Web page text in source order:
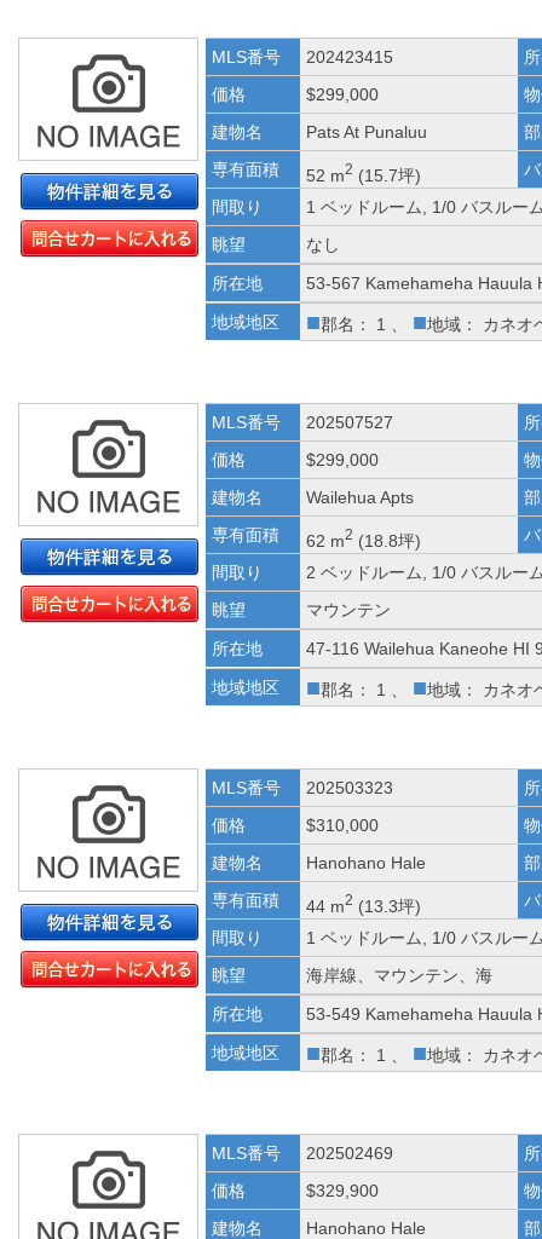
MLS番号 202423415
価格
$299,000
建物名
Pats At Punaluu
専有面積
52 m2 (15.7坪)
間取り
1 ベッドルーム, 1/0 バスルー
眺望
なし
所在地
53-567 Kamehameha Hauula
地域地区
■郡名： 1 、 ■地域： カネオ
MLS番号 202507527
価格
$299,000
建物名
Wailehua Apts
専有面積
62 m2 (18.8坪)
間取り
2 ベッドルーム, 1/0 バスルー
眺望
マウンテン
所在地
47-116 Wailehua Kaneohe HI
地域地区
■郡名： 1 、 ■地域： カネオ
MLS番号 202503323
価格
$310,000
建物名
Hanohano Hale
専有面積
44 m2 (13.3坪)
間取り
1 ベッドルーム, 1/0 バスルー
眺望
海岸線、マウンテン、海
所在地
53-549 Kamehameha Hauula
地域地区
■郡名： 1 、 ■地域： カネオ
MLS番号 202502469
価格
$329,900
建物名
Hanohano Hale